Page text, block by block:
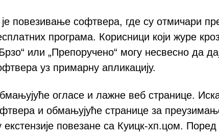
повезивање софтвера, где су отмичари
програма. Корисници који журе
или „Препоручено“ могу несвесно да
уз примарну апликацију.
огласе и лажне веб странице.
и обмањујуће странице за
екстензије повезане са Куицк-хп.цом.